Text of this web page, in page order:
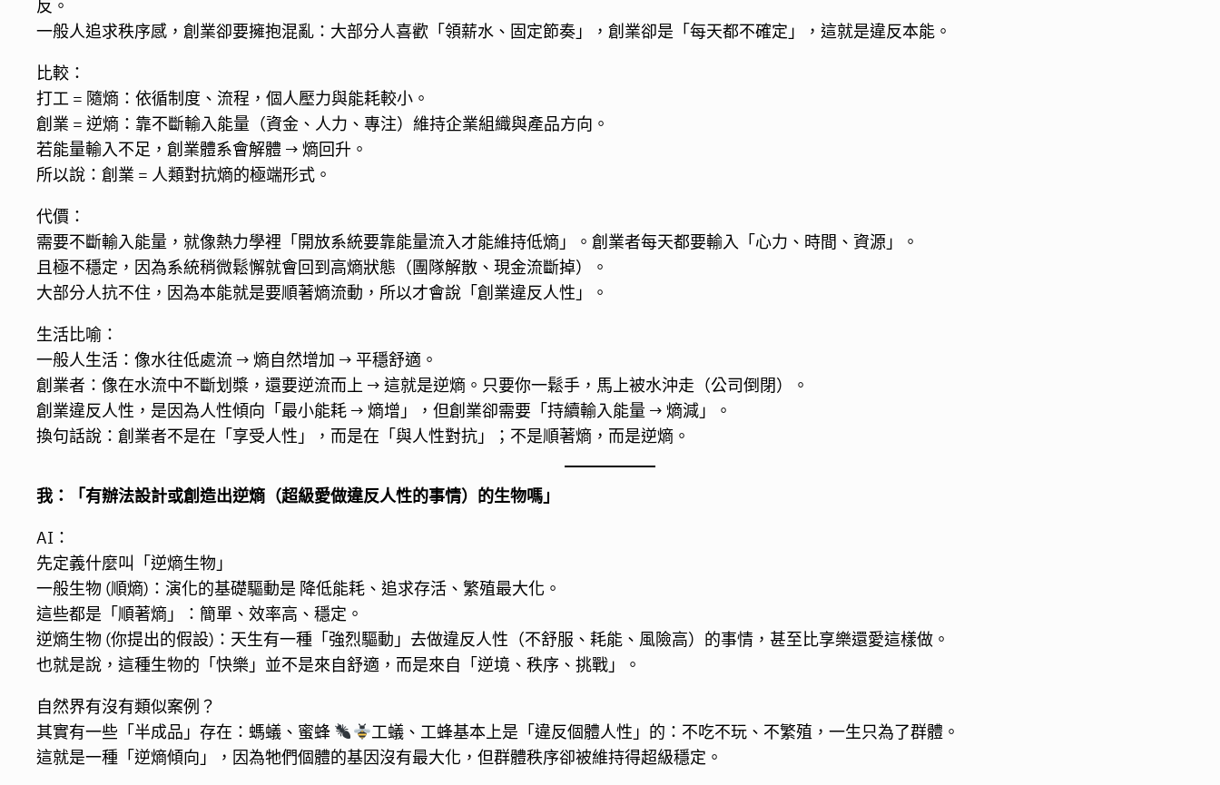
反。
一般人追求秩序感，創業卻要擁抱混亂：大部分人喜歡「領薪水、固定節奏」，創業卻是「每天都不確定」，這就是違反本能。
比較：
打工 = 隨熵：依循制度、流程，個人壓力與能耗較小。
創業 = 逆熵：靠不斷輸入能量（資金、人力、專注）維持企業組織與產品方向。
若能量輸入不足，創業體系會解體 → 熵回升。
所以說：創業 = 人類對抗熵的極端形式。
代價：
需要不斷輸入能量，就像熱力學裡「開放系統要靠能量流入才能維持低熵」。創業者每天都要輸入「心力、時間、資源」。
且極不穩定，因為系統稍微鬆懈就會回到高熵狀態（團隊解散、現金流斷掉）。
大部分人抗不住，因為本能就是要順著熵流動，所以才會說「創業違反人性」。
生活比喻：
一般人生活：像水往低處流 → 熵自然增加 → 平穩舒適。
創業者：像在水流中不斷划槳，還要逆流而上 → 這就是逆熵。只要你一鬆手，馬上被水沖走（公司倒閉）。
創業違反人性，是因為人性傾向「最小能耗 → 熵增」，但創業卻需要「持續輸入能量 → 熵減」。
換句話說：創業者不是在「享受人性」，而是在「與人性對抗」；不是順著熵，而是逆熵。
我：「有辦法設計或創造出逆熵（超級愛做違反人性的事情）的生物嗎」
AI：
先定義什麼叫「逆熵生物」
一般生物 (順熵)：演化的基礎驅動是 降低能耗、追求存活、繁殖最大化。
這些都是「順著熵」：簡單、效率高、穩定。
逆熵生物 (你提出的假設)：天生有一種「強烈驅動」去做違反人性（不舒服、耗能、風險高）的事情，甚至比享樂還愛這樣做。
也就是說，這種生物的「快樂」並不是來自舒適，而是來自「逆境、秩序、挑戰」。
自然界有沒有類似案例？
其實有一些「半成品」存在：螞蟻、蜜蜂
工蟻、工蜂基本上是「違反個體人性」的：不吃不玩、不繁殖，一生只為了群體。
這就是一種「逆熵傾向」，因為牠們個體的基因沒有最大化，但群體秩序卻被維持得超級穩定。